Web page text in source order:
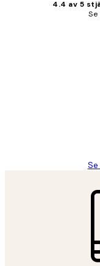
4.4 av 5